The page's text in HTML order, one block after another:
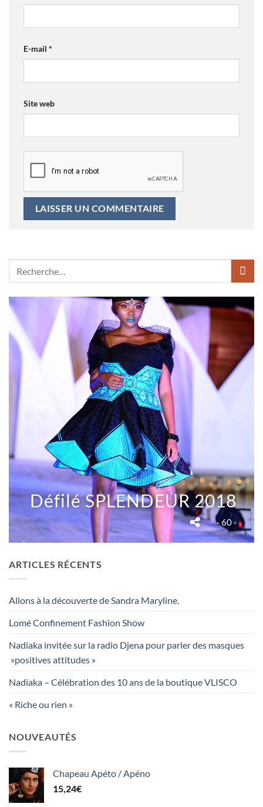
Défilé SPLENDEUR 2018
- 60 -
ARTICLES RÉCENTS
Allons à la découverte de Sandra Maryline.
Lomé Confinement Fashion Show
Nadiaka invitée sur la radio Djena pour parler des masques
»positives attitudes »
Nadiaka – Célébration des 10 ans de la boutique VLISCO
« Riche ou rien »
NOUVEAUTÉS
Chapeau Apéto / Apéno
15,24€
E-mail *
Site web